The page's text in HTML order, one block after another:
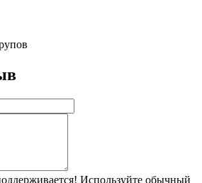
Используйте обычный